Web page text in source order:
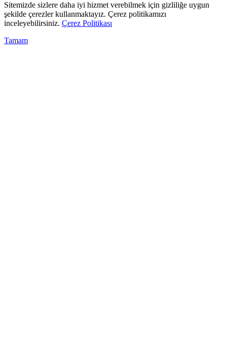
Sitemizde sizlere daha iyi hizmet verebilmek için gizliliğe uygun
şekilde çerezler kullanmaktayız. Çerez politikamızı
inceleyebilirsiniz. Çerez Politikası
Tamam